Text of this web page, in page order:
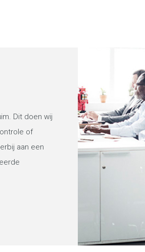
Dit doen wij
of
aan een